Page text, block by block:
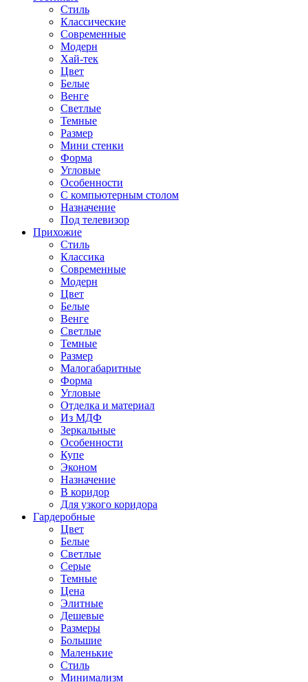
Стиль
Классические
Современные
Модерн
Хай-тек
Цвет
Белые
Венге
Светлые
Темные
Размер
Мини стенки
Форма
Угловые
Особенности
С компьютерным столом
Назначение
Под телевизор
Прихожие
Стиль
Классика
Современные
Модерн
Цвет
Белые
Венге
Светлые
Темные
Размер
Малогабаритные
Форма
Угловые
Отделка и материал
Из МДФ
Зеркальные
Особенности
Купе
Эконом
Назначение
В коридор
Для узкого коридора
Гардеробные
Цвет
Белые
Светлые
Серые
Темные
Цена
Элитные
Дешевые
Размеры
Большие
Маленькие
Стиль
Минимализм